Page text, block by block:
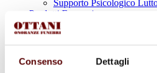
Consenso Dettagli
Supporto Psicologico
Prodotti Funerari
Lapidi, Lastre tombali e
Urne Cinerarie
Allestimento Funebre
Cofani Funebri
In caso di decesso